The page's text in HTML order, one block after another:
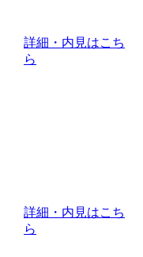
詳細・内見はこち
ら
詳細・内見はこち
ら